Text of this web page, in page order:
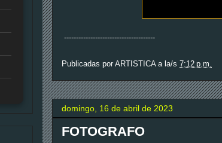
--------------------------------------
Publicadas por ARTISTICA a la/s 7:12 p.m.
domingo, 16 de abril de 2023
FOTOGRAFO